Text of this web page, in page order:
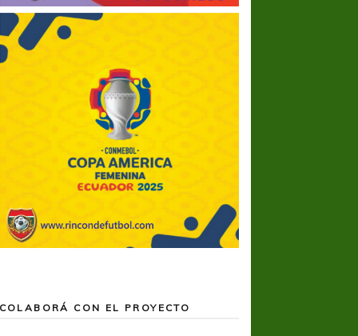
COLABORÁ CON EL PROYECTO